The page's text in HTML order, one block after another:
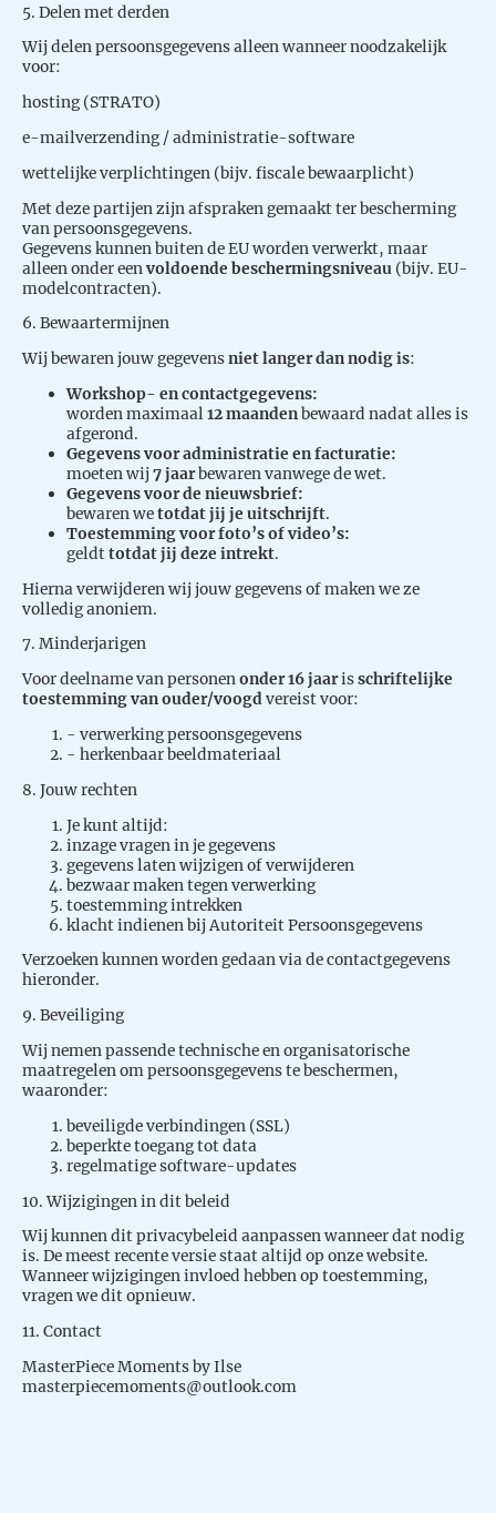
5. Delen met derden
Wij delen persoonsgegevens alleen wanneer noodzakelijk
voor:
hosting (STRATO)
e-mailverzending / administratie-software
wettelijke verplichtingen (bijv. fiscale bewaarplicht)
Met deze partijen zijn afspraken gemaakt ter bescherming
van persoonsgegevens.
Gegevens kunnen buiten de EU worden verwerkt, maar
alleen onder een voldoende beschermingsniveau (bijv. EU-
modelcontracten).
6. Bewaartermijnen
Wij bewaren jouw gegevensniet langer dan nodig is:
Workshop- en contactgegevens:
worden maximaal12 maandenbewaard nadat alles is
afgerond.
Gegevens voor administratie en facturatie:
moeten wij7 jaarbewaren vanwege de wet.
Gegevens voor de nieuwsbrief:
bewaren wetotdat jij je uitschrijft.
Toestemming voor foto’s of video’s:
geldttotdat jij deze intrekt.
Hierna verwijderen wij jouw gegevens of maken we ze
volledig anoniem.
7. Minderjarigen
Voor deelname van personenonder 16 jaarisschriftelijke
toestemming van ouder/voogdvereist voor:
- verwerking persoonsgegevens
- herkenbaar beeldmateriaal
8. Jouw rechten
Je kunt altijd:
inzage vragen in je gegevens
gegevens laten wijzigen of verwijderen
bezwaar maken tegen verwerking
toestemming intrekken
klacht indienen bij Autoriteit Persoonsgegevens
Verzoeken kunnen worden gedaan via de contactgegevens
hieronder.
9. Beveiliging
Wij nemen passende technische en organisatorische
maatregelen om persoonsgegevens te beschermen,
waaronder:
beveiligde verbindingen (SSL)
beperkte toegang tot data
regelmatige software-updates
10. Wijzigingen in dit beleid
Wij kunnen dit privacybeleid aanpassen wanneer dat nodig
is. De meest recente versie staat altijd op onze website.
Wanneer wijzigingen invloed hebben op toestemming,
vragen we dit opnieuw.
11. Contact
MasterPiece Moments by Ilse
masterpiecemoments@outlook.com